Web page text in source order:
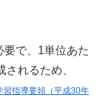
で、1単位あた
れるため、
習指導要領（平成30年